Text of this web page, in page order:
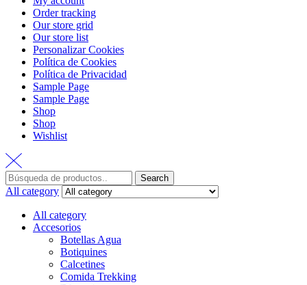
Order tracking
Our store grid
Our store list
Personalizar Cookies
Política de Cookies
Política de Privacidad
Sample Page
Sample Page
Shop
Shop
Wishlist
Search
All category
All category
Accesorios
Botellas Agua
Botiquines
Calcetines
Comida Trekking